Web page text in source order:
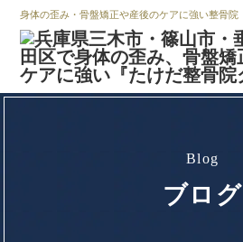
身体の歪み・骨盤矯正や産後のケアに強い整骨院
blog
ブログ